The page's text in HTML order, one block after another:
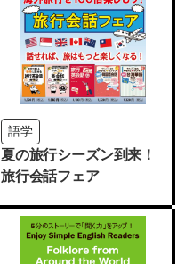
語学
夏の旅行シーズン到来！
旅行会話フェア